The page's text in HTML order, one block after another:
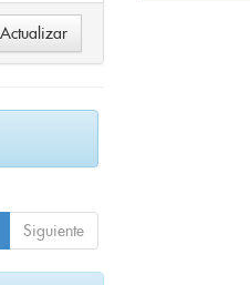
Siguiente